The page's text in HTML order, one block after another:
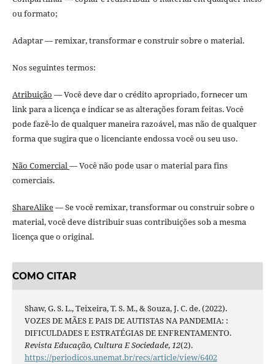
ou formato;
Adaptar — remixar, transformar e construir sobre o material.
Nos seguintes termos:
Atribuição — Você deve dar o crédito apropriado, fornecer um
link para a licença e indicar se as alterações foram feitas. Você
pode fazê-lo de qualquer maneira razoável, mas não de qualquer
forma que sugira que o licenciante endossa você ou seu uso.
Não Comercial— Você não pode usar o material para fins
comerciais.
ShareAlike— Se você remixar, transformar ou construir sobre o
material, você deve distribuir suas contribuições sob a mesma
licença que o original.
COMO CITAR
Shaw, G. S. L., Teixeira, T. S. M., & Souza, J. C. de. (2022).
VOZES DE MÃES E PAIS DE AUTISTAS NA PANDEMIA: :
DIFICULDADES E ESTRATÉGIAS DE ENFRENTAMENTO.
Revista Educação, Cultura E Sociedade,12(2).
https://periodicos.unemat.br/recs/article/view/6402